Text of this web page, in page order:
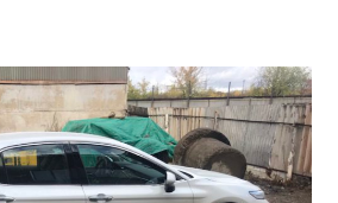
2018
или
немного
не